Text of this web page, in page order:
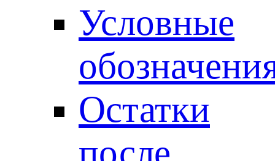
Условные
Остатки
после